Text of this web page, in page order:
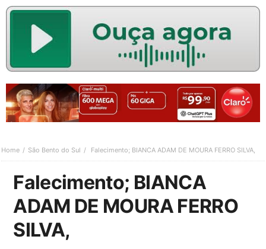
Home São Bento do Sul Falecimento; BIANCA ADAM DE MOURA FERRO SILVA,
Falecimento; BIANCA
ADAM DE MOURA FERRO
SILVA,